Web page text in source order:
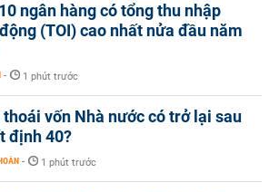
ngân hàng có tổng thu nhập
(TOI) cao nhất nửa đầu năm
- 1 phút trước
thoái vốn Nhà nước có trở lại sau
định 40?
- 1 phút trước